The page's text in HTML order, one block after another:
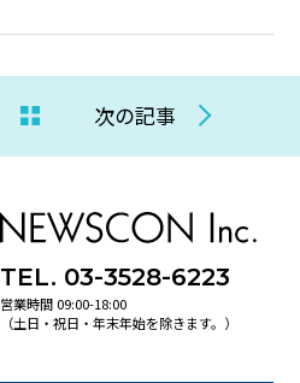
次の記事
TEL. 03-3528-6223
営業時間 09:00-18:00
（土日・祝日・年末年始を除きます。）